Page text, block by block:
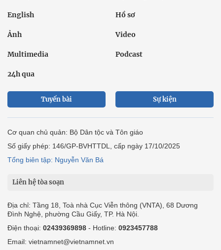
English Hồ sơ
Ảnh Video
Multimedia Podcast
24h qua
Tuyến bài Sự kiện
Cơ quan chủ quản: Bộ Dân tộc và Tôn giáo
Số giấy phép: 146/GP-BVHTTDL, cấp ngày 17/10/2025
Tổng biên tập: Nguyễn Văn Bá
Liên hệ tòa soạn
Địa chỉ: Tầng 18, Toà nhà Cục Viễn thông (VNTA), 68 Dương
Đình Nghệ, phường Cầu Giấy, TP. Hà Nội.
Điện thoại: 02439369898 - Hotline: 0923457788
Email: vietnamnet@vietnamnet.vn